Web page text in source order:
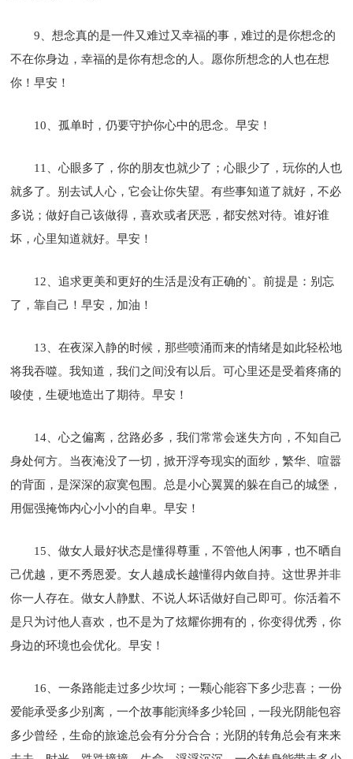
9、想念真的是一件又难过又幸福的事，难过的是你想念的
不在你身边，幸福的是你有想念的人。愿你所想念的人也在想
你！早安！
10、孤单时，仍要守护你心中的思念。早安！
11、心眼多了，你的朋友也就少了；心眼少了，玩你的人也
就多了。别去试人心，它会让你失望。有些事知道了就好，不必
多说；做好自己该做得，喜欢或者厌恶，都安然对待。谁好谁
坏，心里知道就好。早安！
12、追求更美和更好的生活是没有正确的`。前提是：别忘
了，靠自己！早安，加油！
13、在夜深入静的时候，那些喷涌而来的情绪是如此轻松地
将我吞噬。我知道，我们之间没有以后。可心里还是受着疼痛的
唆使，生硬地造出了期待。早安！
14、心之偏离，岔路必多，我们常常会迷失方向，不知自己
身处何方。当夜淹没了一切，掀开浮夸现实的面纱，繁华、喧嚣
的背面，是深深的寂寞包围。总是小心翼翼的躲在自己的城堡，
用倔强掩饰内心小小的自卑。早安！
15、做女人最好状态是懂得尊重，不管他人闲事，也不晒自
己优越，更不秀恩爱。女人越成长越懂得内敛自持。这世界并非
你一人存在。做女人静默、不说人坏话做好自己即可。你活着不
是只为讨他人喜欢，也不是为了炫耀你拥有的，你变得优秀，你
身边的环境也会优化。早安！
16、一条路能走过多少坎坷；一颗心能容下多少悲喜；一份
爱能承受多少别离，一个故事能演绎多少轮回，一段光阴能包容
多少曾经，生命的旅途总会有分分合合；光阴的转角总会有来来